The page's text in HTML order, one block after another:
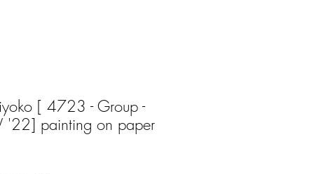
[ 4723 - Group -
'22] painting on paper